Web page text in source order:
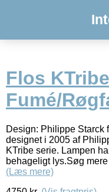
Flos
Fumé/
Design: Philippe Starck
designet i 2005 af
KTribe serie. Lampen
behageligt lys.Søg
(Læs mere)